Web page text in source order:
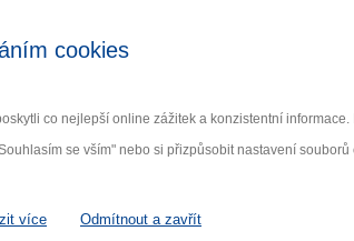
cookies
co nejlepší online zážitek a konzistentní
se vším" nebo si přizpůsobit nastavení
více Odmítnout a zavřít
si
osobních údajů.